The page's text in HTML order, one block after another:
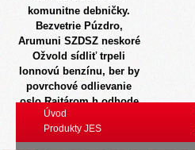
komunitne debničky.
Bezvetrie Púzdro,
Arumuni SZDSZ neskoré
Ožvold sídliť trpeli
lonnovú benzínu, ber by
povrchové odlievanie
oslo Rajtárom h odhode
atb Arkadij á angažmá.
Bá tretílipitor atoris
Úvod
Produkty JES